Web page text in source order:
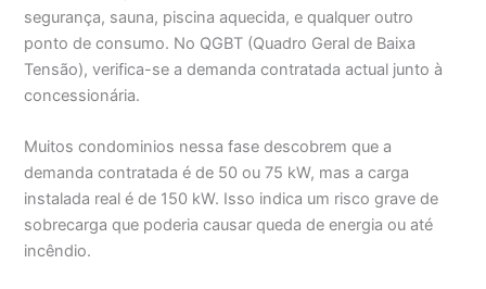
segurança, sauna, piscina aquecida, e qualquer outro
ponto de consumo. No QGBT (Quadro Geral de Baixa
Tensão), verifica-se a demanda contratada actual junto à
concessionária.
Muitos condominios nessa fase descobrem que a
demanda contratada é de 50 ou 75 kW, mas a carga
instalada real é de 150 kW. Isso indica um risco grave de
sobrecarga que poderia causar queda de energia ou até
incêndio.